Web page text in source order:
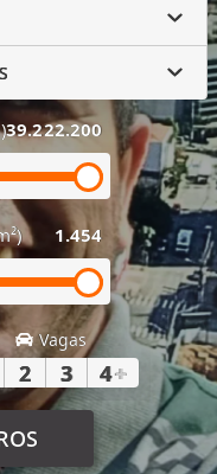
39.222.200
1.454
Vagas
2 3 4+